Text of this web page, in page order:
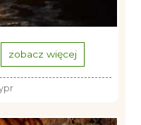
zobacz więcej